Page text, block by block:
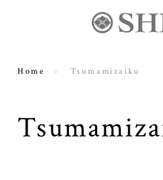
Home Tsumamizaiku